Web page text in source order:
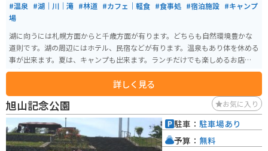
#温泉 #湖｜川｜滝 #林道 #カフェ｜軽食 #食事処 #宿泊施設 #キャンプ
場
湖に向うには札幌方面からと千歳方面が有ります。どちらも自然環境豊かな
道則です。湖の周辺にはホテル、民宿などが有ります。温泉もあり体を休める
事が出来ます。夏は、キャンプも出来ます。ランチだけでも楽しめるお店が数
軒有ります。
詳しく見る
旭山記念公園 お気に入り
駐車： 駐車場あり
予算： 無料